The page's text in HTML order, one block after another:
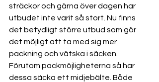
sträckor och gärna över dagen har
utbudet inte varit så stort. Nu finns
det betydligt större utbud som gör
det möjligt att ta med sig mer
packning och vätska i säcken.
Förutom packmöjligheterna så har
dessa säcka ett midjebälte. Både